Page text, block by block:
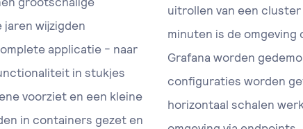
wijzigden
applicatie - naar
in stukjes
voorziet en een kleine
in containers gezet en
uitrollen van een
minuten is de
Grafana worden
configuraties worden
horizontaal schalen